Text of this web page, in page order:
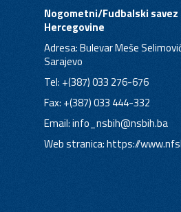
Nogometni/Fudbalski savez
Hercegovine
Adresa: Bulevar Meše
Sarajevo
Tel: +(387) 033 276-676
Fax: +(387) 033 444-332
Email:info_nsbih@nsbih.ba
Web stranica: https://